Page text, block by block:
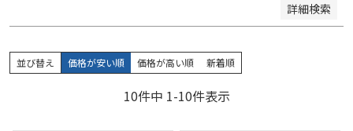
詳細検索
並び替え 価格が安い順 価格が高い順 新着順
10件中 1-10件表示